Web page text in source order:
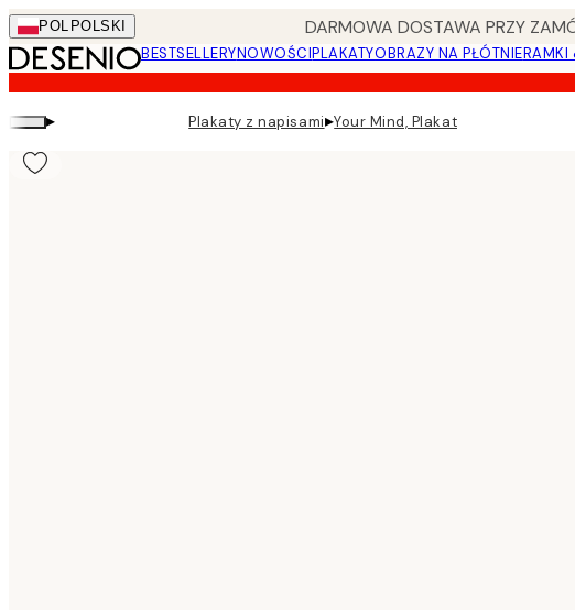
Skip
to
main
content.
POL POLSKI DARMOWA DOSTAWA PRZY
BESTSELLERYNOWOŚCIPLAKATYOBRAZY NA PŁÓTNIERAMKI
▸ Plakaty z napisami▸Your Mind, Plakat